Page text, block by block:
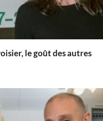
le goût des autres